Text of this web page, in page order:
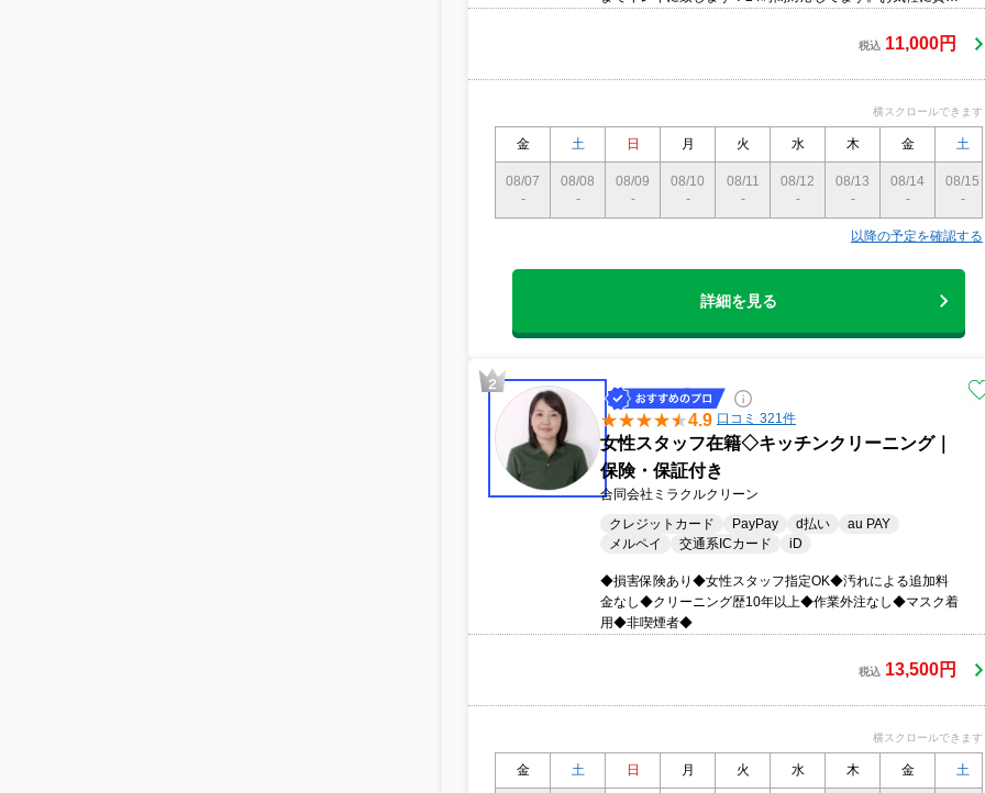
税込 11,000円
横スクロールできます
金 土 日 月 火 水 木 金 土
08/07
-
08/08
-
08/09
-
08/10
-
08/11
-
08/12
-
08/13
-
08/14
-
08/15
-
以降の予定を確認する
詳細を見る
4.9 口コミ 321件
女性スタッフ在籍◇キッチンクリーニング｜
保険・保証付き
合同会社ミラクルクリーン
クレジットカード
PayPay d払い
au PAY
メルペイ
交通系ICカード iD
◆損害保険あり◆女性スタッフ指定OK◆汚れによる追加料
金なし◆クリーニング歴10年以上◆作業外注なし◆マスク着
用◆非喫煙者◆
税込 13,500円
横スクロールできます
金 土 日 月 火 水 木 金 土